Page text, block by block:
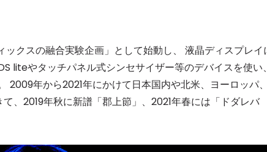
クスの融合実験企画」として始動し、 液晶ディスプレイ
liteやタッチパネル式シンセサイザー等のデバイスを使い
2009年から2021年にかけて日本国内や北米、ヨーロッパ
、2019年秋に新譜「郡上節」、2021年春には「ドダレバ